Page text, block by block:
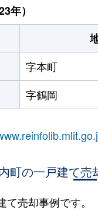
年）
字本町
字鶴岡
町の一戸建て売
売却事例です。